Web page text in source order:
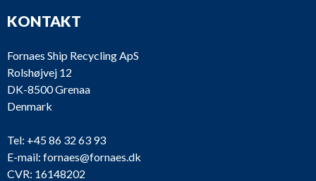
KONTAKT
Fornaes Ship Recycling ApS
Rolshøjvej 12
DK-8500 Grenaa
Denmark
Tel: +45 86 32 63 93
E-mail: fornaes@fornaes.dk
CVR: 16148202